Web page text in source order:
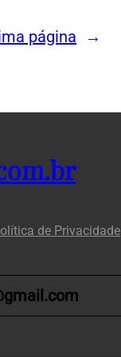
página →
de Privacidade